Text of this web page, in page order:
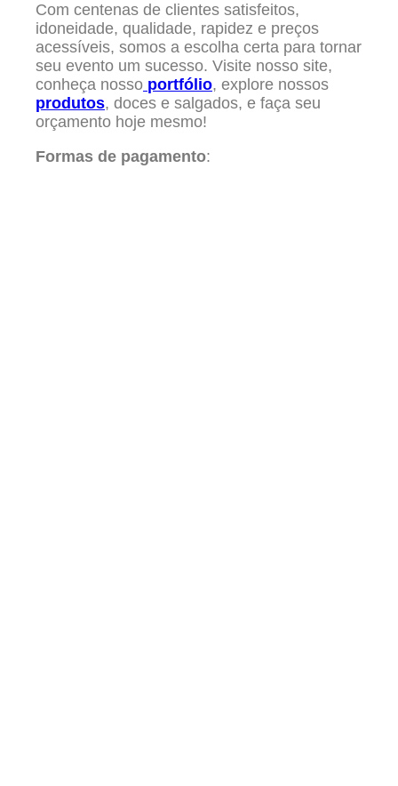
Com centenas de clientes satisfeitos,
idoneidade, qualidade, rapidez e preços
acessíveis, somos a escolha certa para tornar
seu evento um sucesso. Visite nosso site,
conheça nosso portfólio, explore nossos
produtos, doces e salgados, e faça seu
orçamento hoje mesmo!
Formas de pagamento: